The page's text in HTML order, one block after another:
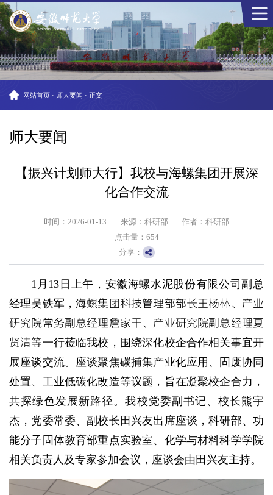
网站首页 · 师大要闻 · 正文
师大要闻
【振兴计划师大行】我校与海螺集团开展深
化合作交流
时间：2026-01-13 来源：科研部
作者：科研部
点击量： 654
分享：
1月13日上午，安徽海螺水泥股份有限公司副总
经理吴铁军，海螺集团科技管理部部长王杨林、产业
研究院常务副总经理詹家干、产业研究院副总经理夏
贤清等一行莅临我校，围绕深化校企合作相关事宜开
展座谈交流。座谈聚焦碳捕集产业化应用、固废协同
处置、工业低碳化改造等议题，旨在凝聚校企合力，
共探绿色发展新路径。我校党委副书记、校长熊宇
杰，党委常委、副校长田兴友出席座谈，科研部、功
能分子固体教育部重点实验室、化学与材料科学学院
相关负责人及专家参加会议，座谈会由田兴友主持。